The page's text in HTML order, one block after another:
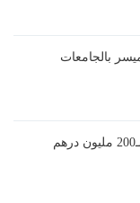
بالجامعات